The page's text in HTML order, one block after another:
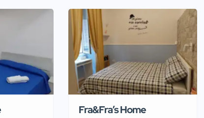
Fra&Fra’s Home